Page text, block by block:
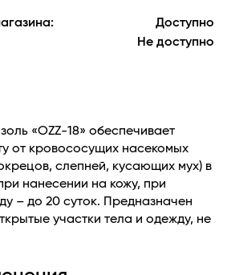
Доступно
Не доступно
«OZZ-18» обеспечивает
от кровососущих насекомых
слепней, кусающих мух) в
нанесении на кожу, при
– до 20 суток. Предназначен
участки тела и одежду, не